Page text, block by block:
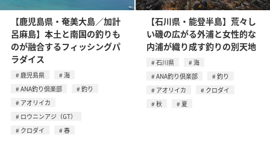
【鹿児島県・奄美大島／加計
呂麻島】本土と南国の釣りも
のが融合するフィッシングパ
ラダイス
鹿児島県
海
ANA釣り倶楽部
釣り
アオリイカ
ロウニンアジ（GT）
クロダイ
春
【石川県・能登半島】荒々し
い磯の広がる外浦と女性的な
内浦が織り成す釣りの別天地
石川県
海
ANA釣り倶楽部
釣り
アオリイカ
クロダイ
秋
夏